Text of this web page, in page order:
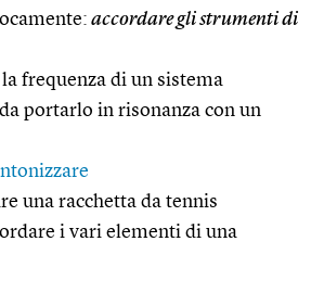
accordare gli strumenti di
frequenza di un sistema
portarlo in risonanza con un
una racchetta da tennis
i vari elementi di una